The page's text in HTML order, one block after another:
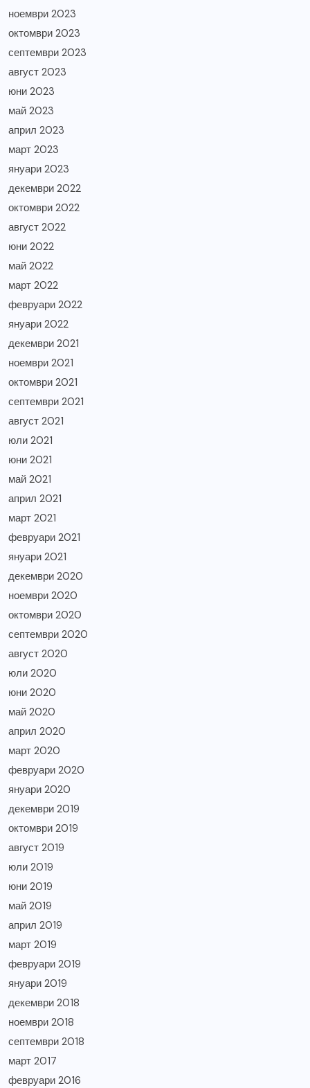
ноември 2023
октомври 2023
септември 2023
август 2023
юни 2023
май 2023
април 2023
март 2023
януари 2023
декември 2022
октомври 2022
август 2022
юни 2022
май 2022
март 2022
февруари 2022
януари 2022
декември 2021
ноември 2021
октомври 2021
септември 2021
август 2021
юли 2021
юни 2021
май 2021
април 2021
март 2021
февруари 2021
януари 2021
декември 2020
ноември 2020
октомври 2020
септември 2020
август 2020
юли 2020
юни 2020
май 2020
април 2020
март 2020
февруари 2020
януари 2020
декември 2019
октомври 2019
август 2019
юли 2019
юни 2019
май 2019
април 2019
март 2019
февруари 2019
януари 2019
декември 2018
ноември 2018
септември 2018
март 2017
февруари 2016